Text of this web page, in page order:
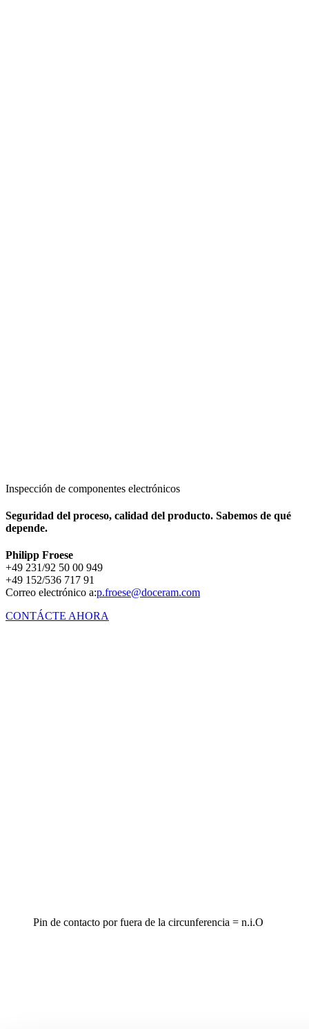
Inspección de componentes electrónicos
Seguridad del proceso, calidad del producto. Sabemos de qué
depende.
Philipp Froese
+49 231/92 50 00 949
+49 152/536 717 91
Correo electrónico a:p.froese@doceram.com
CONTÁCTE AHORA
Pin de contacto por fuera de la circunferencia = n.i.O